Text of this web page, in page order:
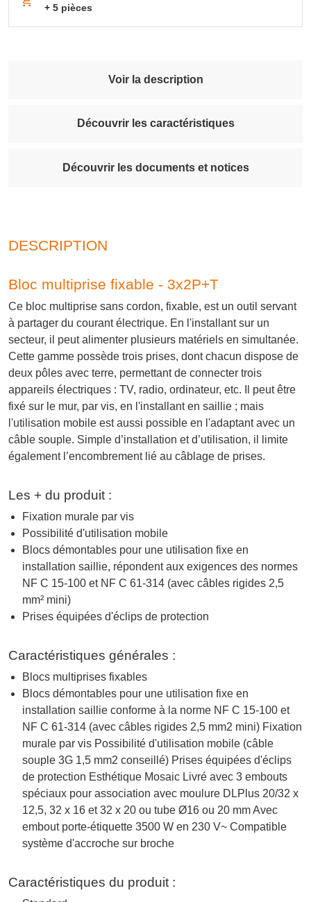
+ 5 pièces
Voir la description
Découvrir les caractéristiques
Découvrir les documents et notices
DESCRIPTION
Bloc multiprise fixable - 3x2P+T
Ce bloc multiprise sans cordon, fixable, est un outil servant
à partager du courant électrique. En l'installant sur un
secteur, il peut alimenter plusieurs matériels en simultanée.
Cette gamme possède trois prises, dont chacun dispose de
deux pôles avec terre, permettant de connecter trois
appareils électriques : TV, radio, ordinateur, etc. Il peut être
fixé sur le mur, par vis, en l'installant en saillie ; mais
l'utilisation mobile est aussi possible en l'adaptant avec un
câble souple. Simple d’installation et d’utilisation, il limite
également l’encombrement lié au câblage de prises.
Les + du produit :
Fixation murale par vis
Possibilité d'utilisation mobile
Blocs démontables pour une utilisation fixe en
installation saillie, répondent aux exigences des normes
NF C 15-100 et NF C 61-314 (avec câbles rigides 2,5
mm² mini)
Prises équipées d'éclips de protection
Caractéristiques générales :
Blocs multiprises fixables
Blocs démontables pour une utilisation fixe en
installation saillie conforme à la norme NF C 15-100 et
NF C 61-314 (avec câbles rigides 2,5 mm2 mini) Fixation
murale par vis Possibilité d'utilisation mobile (câble
souple 3G 1,5 mm2 conseillé) Prises équipées d'éclips
de protection Esthétique Mosaic Livré avec 3 embouts
spéciaux pour association avec moulure DLPlus 20/32 x
12,5, 32 x 16 et 32 x 20 ou tube Ø16 ou 20 mm Avec
embout porte-étiquette 3500 W en 230 V~ Compatible
système d'accroche sur broche
Caractéristiques du produit :